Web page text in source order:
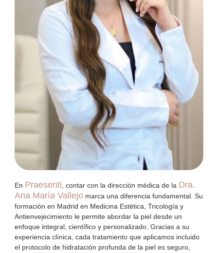
En Praesenti , contar con la dirección médica de la Dra.
Ana María Vallejo marca una diferencia fundamental. Su
formación en Madrid en Medicina Estética, Tricología y
Antienvejecimiento le permite abordar la piel desde un
enfoque integral, científico y personalizado. Gracias a su
experiencia clínica, cada tratamiento que aplicamos incluido
el protocolo de hidratación profunda de la piel es seguro,